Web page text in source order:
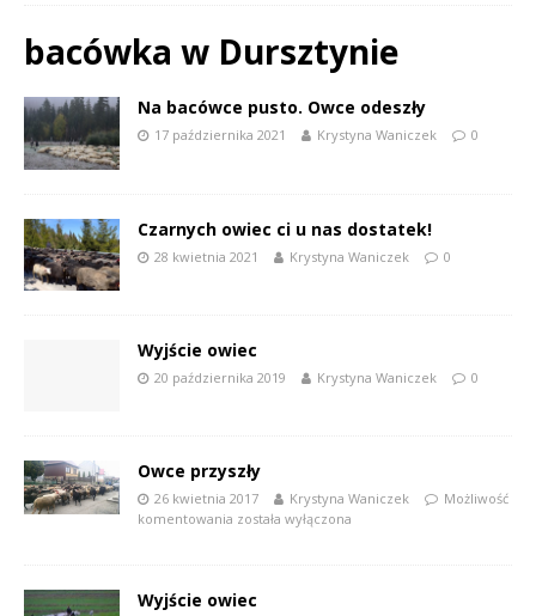
bacówka w Dursztynie
Na bacówce pusto. Owce odeszły
17 października 2021 Krystyna Waniczek 0
Czarnych owiec ci u nas dostatek!
28 kwietnia 2021 Krystyna Waniczek 0
Wyjście owiec
20 października 2019 Krystyna Waniczek 0
Owce przyszły
26 kwietnia 2017 Krystyna Waniczek
Możliwość
komentowania została wyłączona
Wyjście owiec